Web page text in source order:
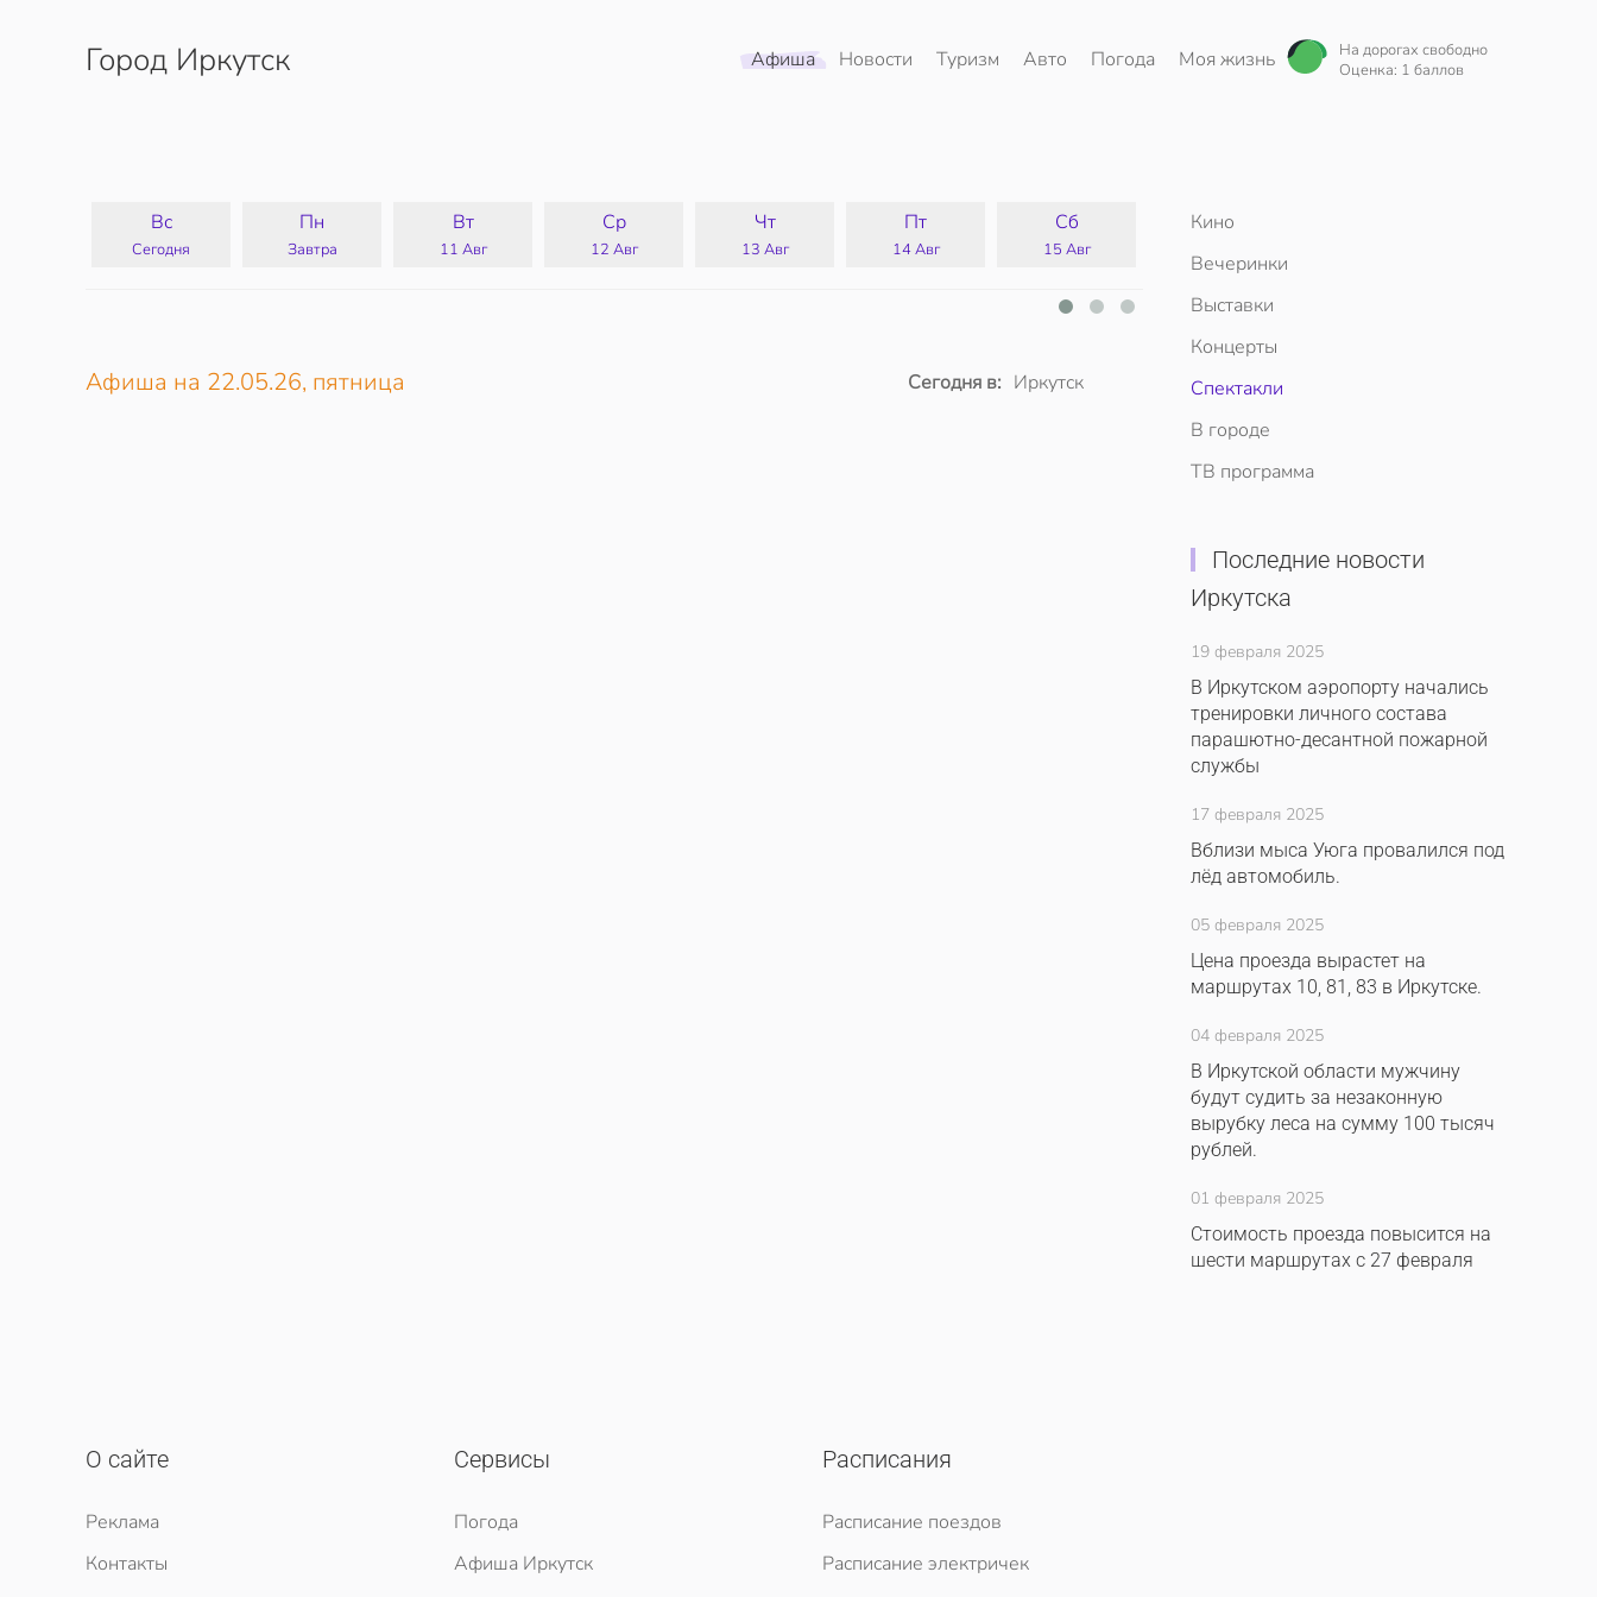
Перейти к содержимому
Город Иркутск Афиша Новости Туризм Авто Погода Моя жизнь
На дорогах свободно
Оценка: 1 баллов
Вс
Сегодня
Пн
Завтра
Вт
11 Авг
Ср
12 Авг
Чт
13 Авг
Пт
14 Авг
Сб
15 Авг
Вс
Сегодня в: Иркутск
Афиша на 22.05.26, пятница
Кино
Вечеринки
Выставки
Концерты
Спектакли
В городе
ТВ программа
Последние новости
Иркутска
19 февраля 2025
В Иркутском аэропорту начались
тренировки личного состава
парашютно-десантной пожарной
службы
17 февраля 2025
Вблизи мыса Уюга провалился под
лёд автомобиль.
05 февраля 2025
Цена проезда вырастет на
маршрутах 10, 81, 83 в Иркутске.
04 февраля 2025
В Иркутской области мужчину
будут судить за незаконную
вырубку леса на сумму 100 тысяч
рублей.
01 февраля 2025
Стоимость проезда повысится на
шести маршрутах с 27 февраля
О сайте
Реклама
Контакты
Сервисы
Погода
Афиша Иркутск
Расписания
Расписание поездов
Расписание электричек